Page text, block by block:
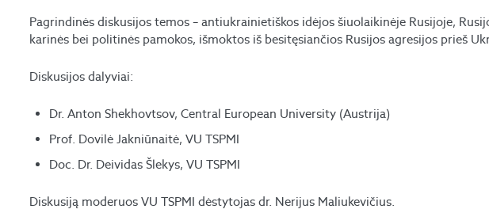
Pagrindinės diskusijos temos – antiukrainietiškos idėjos šiuolaikinėje Rusijoje,
karinės bei politinės pamokos, išmoktos iš besitęsiančios Rusijos agresijos prieš
Diskusijos dalyviai:
Dr. Anton Shekhovtsov, Central European University (Austrija)
Prof. Dovilė Jakniūnaitė, VU TSPMI
Doc. Dr. Deividas Šlekys, VU TSPMI
Diskusiją moderuos VU TSPMI dėstytojas dr. Nerijus Maliukevičius.